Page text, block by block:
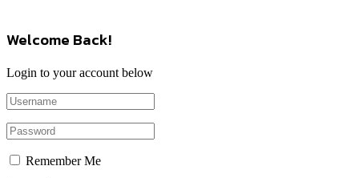
Welcome Back!
Login to your account below
Remember Me